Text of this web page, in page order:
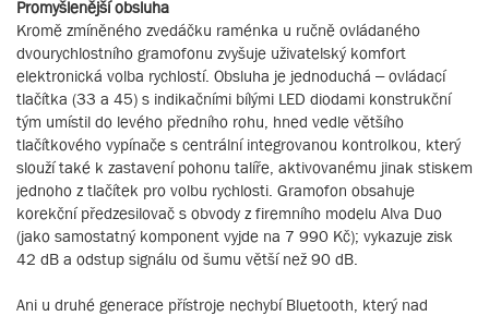
Promyšlenější obsluha
Kromě zmíněného zvedáčku raménka u ručně ovládaného
dvourychlostního gramofonu zvyšuje uživatelský komfort
elektronická volba rychlostí. Obsluha je jednoduchá – ovládací
tlačítka (33 a 45) s indikačními bílými LED diodami konstrukční
tým umístil do levého předního rohu, hned vedle většího
tlačítkového vypínače s centrální integrovanou kontrolkou, který
slouží také k zastavení pohonu talíře, aktivovanému jinak stiskem
jednoho z tlačítek pro volbu rychlosti. Gramofon obsahuje
korekční předzesilovač s obvody z firemního modelu Alva Duo
(jako samostatný komponent vyjde na 7 990 Kč); vykazuje zisk
42 dB a odstup signálu od šumu větší než 90 dB.
Ani u druhé generace přístroje nechybí Bluetooth, který nad